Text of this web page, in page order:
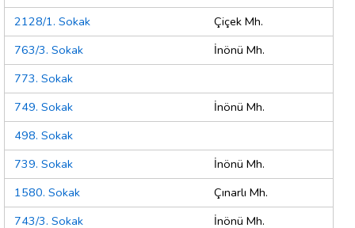
2128/1. Sokak
Çiçek Mh.
763/3. Sokak
İnönü Mh.
773. Sokak
749. Sokak
İnönü Mh.
498. Sokak
739. Sokak
İnönü Mh.
1580. Sokak
Çınarlı Mh.
743/3. Sokak
İnönü Mh.